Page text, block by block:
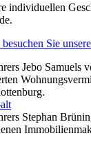
individuellen
Sie